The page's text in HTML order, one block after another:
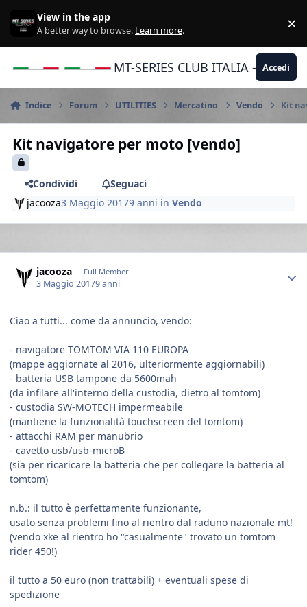
View in the app
A better way to browse. Learn more. ×
MT-SERIES CLUB ITALIA -Accedi
Indice Forum UTILITIES Mercatino Vendo Kit
Kit navigatore per moto [vendo]
Condividi
Seguaci
jacooza3 Maggio 20179 anni inVendo
jacooza Full Member
3 Maggio 20179 anni
Ciao a tutti... come da annuncio, vendo:
- navigatore TOMTOM VIA 110 EUROPA
(mappe aggiornate al 2016, ulteriormente aggiornabili)
- batteria USB tampone da 5600mah
(da infilare all'interno della custodia, dietro al tomtom)
- custodia SW-MOTECH impermeabile
(mantiene la funzionalità touchscreen del tomtom)
- attacchi RAM per manubrio
- cavetto usb/usb-microB
(sia per ricaricare la batteria che per collegare la batteria al
tomtom)
n.b.: il tutto è perfettamente funzionante,
usato senza problemi fino al rientro dal raduno nazionale mt!
(vendo xke al rientro ho "casualmente" trovato un tomtom
rider 450!)
il tutto a 50 euro (non trattabili) + eventuali spese di
spedizione